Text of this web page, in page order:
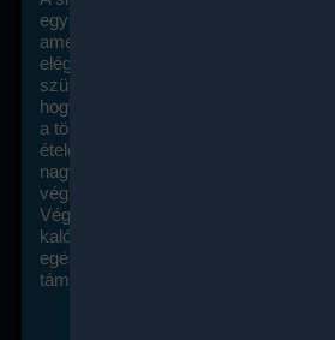
egyszerű: égess több energiát, mint
amennyit beviszel. Természetesen
elég nagy fegyelemre és akaraterőre
szükség, de meglepődve fogod
hogy a kalóriaszámolás mennyire
a többi diétához képest. Itt nincsenek
ételek és a megengedett kalóriabevitelt
nagymértékben növelheted ha
végzel.
Végül, de nem utolsó sorban, a
kalóriaszámolás módszerét a legtöbb
egészségügyi szakorvos ajánlja és
támogatja.